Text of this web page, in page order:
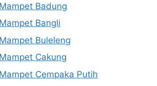
Badung
Bangli
Buleleng
Cakung
Cempaka Putih